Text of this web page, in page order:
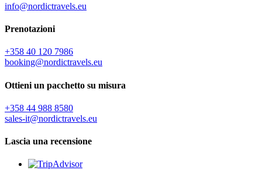
info@nordictravels.eu
Prenotazioni
+358 40 120 7986
booking@nordictravels.eu
Ottieni un pacchetto su misura
+358 44 988 8580
sales-it@nordictravels.eu
Lascia una recensione